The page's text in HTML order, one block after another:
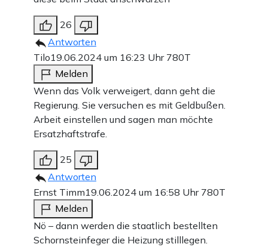
26
Antworten
Tilo19.06.2024 um 16:23 Uhr 780T
Melden
Wenn das Volk verweigert, dann geht die
Regierung. Sie versuchen es mit Geldbußen.
Arbeit einstellen und sagen man möchte
Ersatzhaftstrafe.
25
Antworten
Ernst Timm19.06.2024 um 16:58 Uhr 780T
Melden
Nö – dann werden die staatlich bestellten
Schornsteinfeger die Heizung stilllegen.